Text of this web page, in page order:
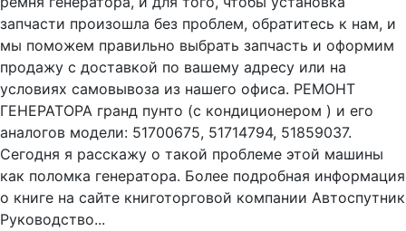
запчасти произошла без проблем, обратитесь к нам, и
мы поможем правильно выбрать запчасть и оформим
продажу с доставкой по вашему адресу или на
условиях самовывоза из нашего офиса. РЕМОНТ
ГЕНЕРАТОРА гранд пунто (с кондиционером ) и его
аналогов модели: 51700675, 51714794, 51859037.
Сегодня я расскажу о такой проблеме этой машины
как поломка генератора. Более подробная информация
о книге на сайте книготорговой компании Автоспутник
Руководство...